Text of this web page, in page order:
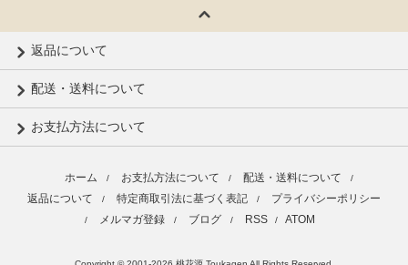
返品について
配送・送料について
お支払方法について
ホーム / お支払方法について / 配送・送料について /
返品について / 特定商取引法に基づく表記 / プライバシーポリシー
/ メルマガ登録 / ブログ / RSS / ATOM